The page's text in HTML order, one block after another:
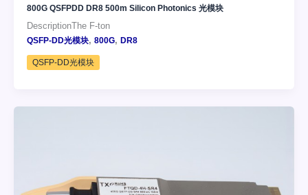
800G QSFPDD DR8 500m Silicon Photonics 光模块
DescriptionThe F-ton
QSFP-DD光模块, 800G, DR8
QSFP-DD光模块